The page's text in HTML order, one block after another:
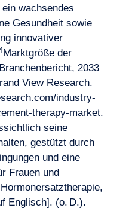
wachsendes
Gesundheit sowie
innovativer
Marktgröße der
2033
View Research.
industry-
therapy-market.
seine
gestützt durch
und eine
Frauen und
Englisch]. (o. D.).